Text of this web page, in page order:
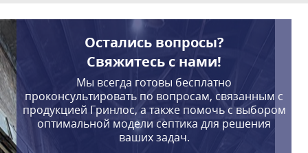
Остались вопросы?
Свяжитесь с нами!
Мы всегда готовы бесплатно
проконсультировать по вопросам, связанным с
продукцией Гринлос, а также помочь с выбором
оптимальной модели септика для решения
ваших задач.